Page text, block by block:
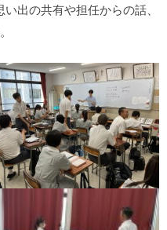
出の共有や担任からの話、